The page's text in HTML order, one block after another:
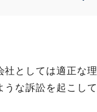
社としては適正な理
な訴訟を起こして